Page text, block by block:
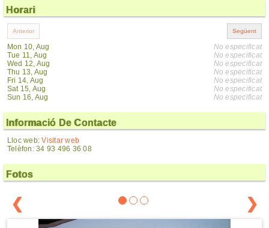
Horari
Mon 10, Aug
Tue 11, Aug
Wed 12, Aug
Thu 13, Aug
Fri 14, Aug
Sat 15, Aug
Sun 16, Aug
No especificat
No especificat
No especificat
No especificat
No especificat
No especificat
No especificat
Informació De Contacte
Lloc web:Visitar web
Telèfon: 34 93 496 36 08
Fotos
❮ ❯